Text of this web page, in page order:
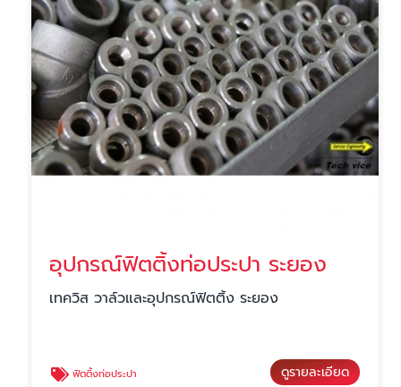
อุปกรณ์ฟิตติ้งท่อประปา ระยอง
เทควิส วาล์วและอุปกรณ์ฟิตติ้ง ระยอง
ฟิตติ้งท่อประปา ดูรายละเอียด